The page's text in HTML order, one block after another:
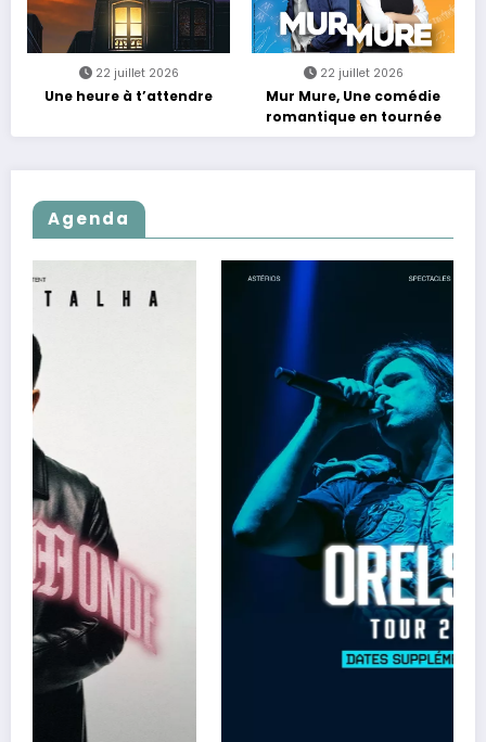
22 juillet 2026
Une heure à t’attendre
22 juillet 2026
Mur Mure, Une comédie
romantique en tournée
Agenda